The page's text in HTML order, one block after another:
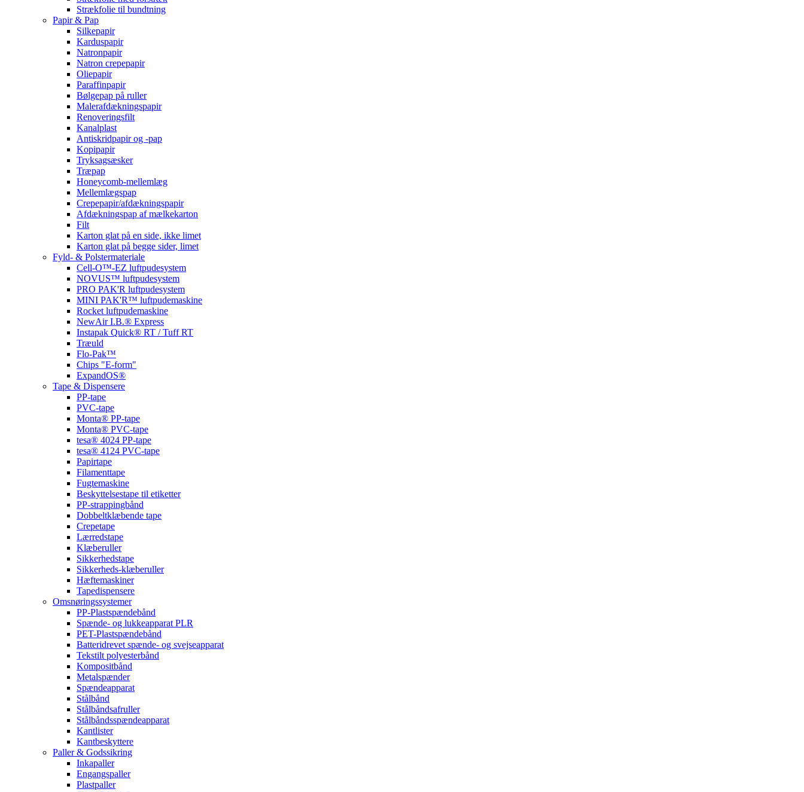
Strækfolie til bundtning
Papir & Pap
Silkepapir
Karduspapir
Natronpapir
Natron crepepapir
Oliepapir
Paraffinpapir
Bølgepap på ruller
Malerafdækningspapir
Renoveringsfilt
Kanalplast
Antiskridpapir og -pap
Kopipapir
Tryksagsæsker
Træpap
Honeycomb-mellemlæg
Mellemlægspap
Crepepapir/afdækningspapir
Afdækningspap af mælkekarton
Filt
Karton glat på en side, ikke limet
Karton glat på begge sider, limet
Fyld- & Polstermateriale
Cell-O™-EZ luftpudesystem
NOVUS™ luftpudesystem
PRO PAK'R luftpudesystem
MINI PAK'R™ luftpudemaskine
Rocket luftpudemaskine
NewAir I.B.® Express
Instapak Quick® RT / Tuff RT
Træuld
Flo-Pak™
Chips "E-form"
ExpandOS®
Tape & Dispensere
PP-tape
PVC-tape
Monta® PP-tape
Monta® PVC-tape
tesa® 4024 PP-tape
tesa® 4124 PVC-tape
Papirtape
Filamenttape
Fugtemaskine
Beskyttelsestape til etiketter
PP-strappingbånd
Dobbeltklæbende tape
Crepetape
Lærredstape
Klæberuller
Sikkerhedstape
Sikkerheds-klæberuller
Hæftemaskiner
Tapedispensere
Omsnøringssystemer
PP-Plastspændebånd
Spænde- og lukkeapparat PLR
PET-Plastspændebånd
Batteridrevet spænde- og svejseapparat
Tekstilt polyesterbånd
Kompositbånd
Metalspænder
Spændeapparat
Stålbånd
Stålbåndsafruller
Stålbåndsspændeapparat
Kantlister
Kantbeskyttere
Paller & Godssikring
Inkapaller
Engangspaller
Plastpaller